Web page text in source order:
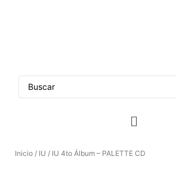
Inicio / IU / IU 4to Álbum – PALETTE CD